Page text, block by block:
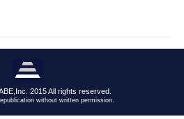
2015 All rights reserved.
without written permission.